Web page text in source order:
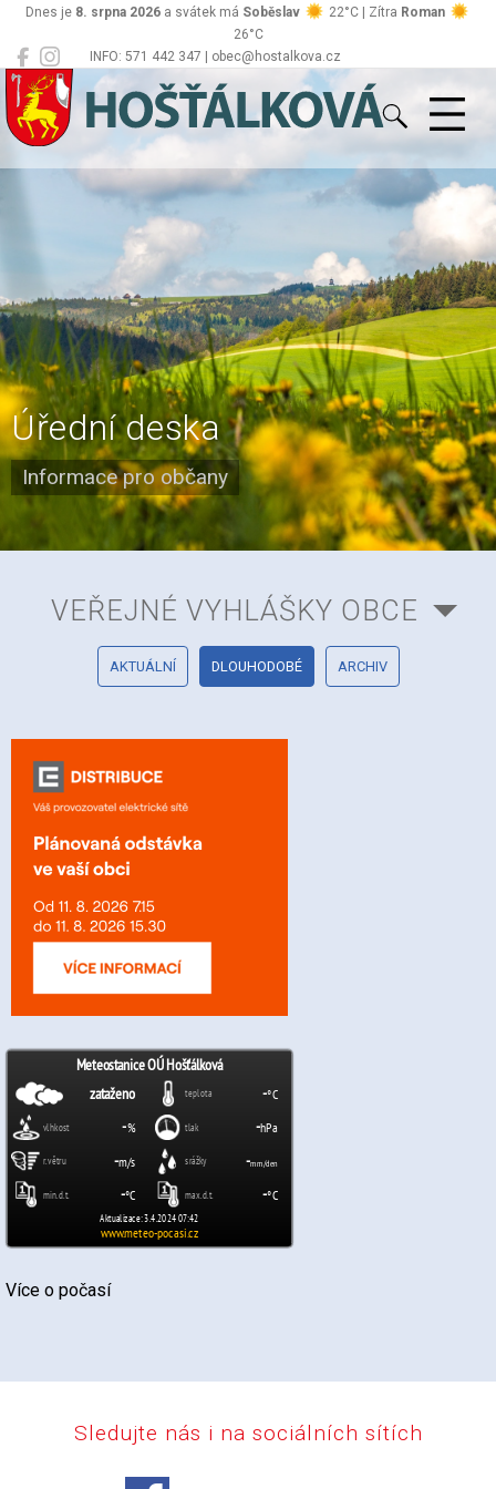
INFO: 571 442 347 | obec@hostalkova.cz
Dnes je 8. srpna 2026 a svátek má Soběslav 22°C | Zítra Roman
26°C
Hošťálková
Úřední deska
Informace pro občany
Více o počasí
VEŘEJNÉ VYHLÁŠKY OBCE
AKTUÁLNÍ DLOUHODOBÉ ARCHIV
Sledujte nás i na sociálních sítích